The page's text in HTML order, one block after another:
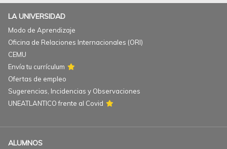
LA UNIVERSIDAD
Modo de Aprendizaje
Oficina de Relaciones Internacionales (ORI)
CEMU
Envía tu currículum
Ofertas de empleo
Sugerencias, Incidencias y Observaciones
UNEATLANTICO frente al Covid
ALUMNOS